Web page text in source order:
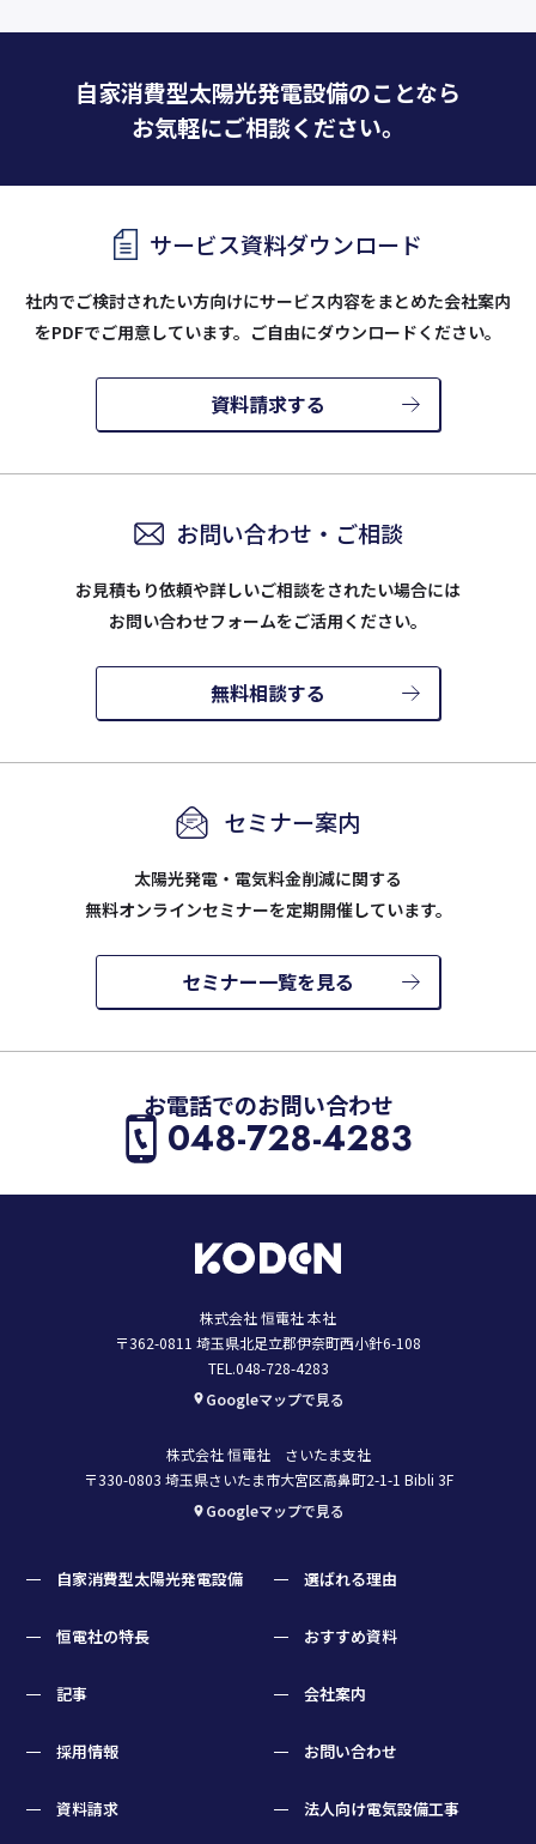
自家消費型太陽光発電設備のことなら
お気軽にご相談ください。
サービス資料ダウンロード
社内でご検討されたい方向けにサービス内容をまとめた会社案内
をPDFでご用意しています。ご自由にダウンロードください。
資料請求する
お問い合わせ・ご相談
お見積もり依頼や詳しいご相談をされたい場合には
お問い合わせフォームをご活用ください。
無料相談する
セミナー案内
太陽光発電・電気料金削減に関する
無料オンラインセミナーを定期開催しています。
セミナー一覧を見る
お電話でのお問い合わせ
048-728-4283
株式会社 恒電社 本社
〒362-0811 埼玉県北足立郡伊奈町西小針6-108
TEL.048-728-4283
Googleマップで見る
株式会社 恒電社 さいたま支社
〒330-0803 埼玉県さいたま市大宮区高鼻町2-1-1 Bibli 3F
Googleマップで見る
自家消費型太陽光発電設備 選ばれる理由
恒電社の特長 おすすめ資料
記事 会社案内
採用情報 お問い合わせ
資料請求 法人向け電気設備工事